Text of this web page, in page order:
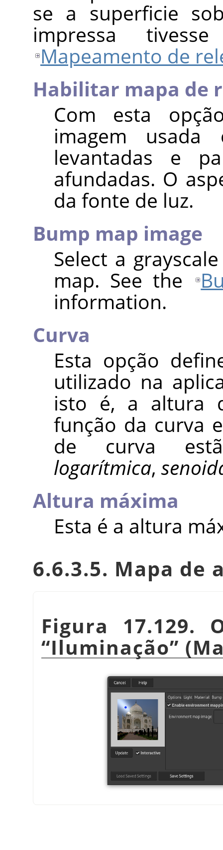
se a superficie
impressa
Mapeamento de
Habilitar mapa de
Com esta
imagem usada
levantadas e
afundadas. O
da fonte de luz.
Bump map image
Select a
map. See the
information.
Curva
Esta opção
utilizado na
isto é, a altura
função da curva
de curva
logarítmica,
Altura máxima
Esta é a altura
6.6.3.5. Mapa de
Figura 17.129.
“Iluminação”